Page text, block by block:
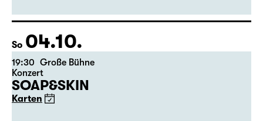
aus dem Amerikanischen von Hannes Becker
Regie: Enrico Lübbe
Karten
So 04.10.
Große Bühne